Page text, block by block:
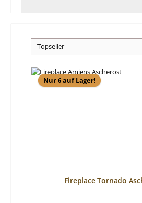
Nur 6 auf Lager!
Fireplace Tornado